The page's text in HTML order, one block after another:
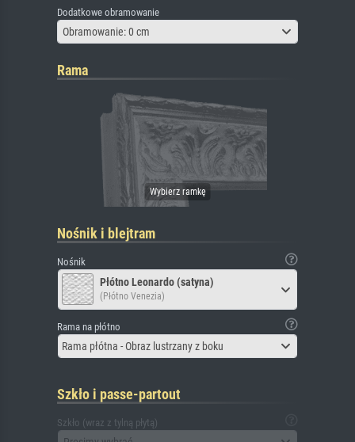
Dodatkowe obramowanie
Obramowanie: 0 cm
Rama
Nośnik i blejtram
Nośnik
Płótno Leonardo (satyna)
(Płótno Venezia)
Rama na płótno
Rama płótna - Obraz lustrzany z boku
Szkło i passe-partout
Szkło (wraz z tylną płytą)